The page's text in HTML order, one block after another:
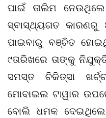
ପାଇଁ ତାଲିମ
ସ୍ବାସ୍ଥ୍ୟଗତ
ପାଇବାରୁ ବଞ୍ଚିତ
୯ତାରିଖରେ ତାଙ୍କୁ
ସମସ୍ତ ଚିକିତ୍ସା
ମୋବାଇଲ ଟାୱାର
ବୋଲି ଧମକ